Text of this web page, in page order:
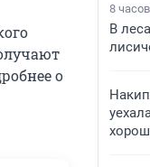
о
8 часов
В